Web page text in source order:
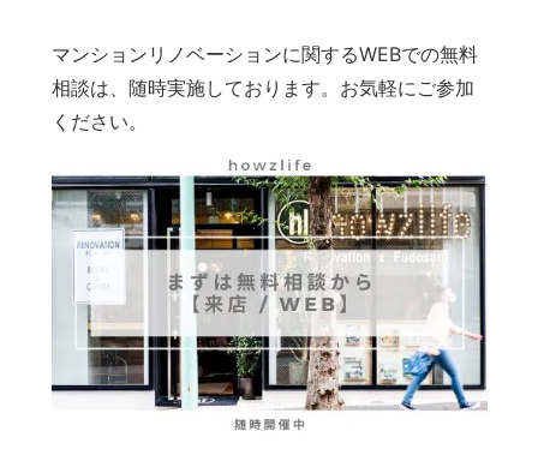
マンションリノベーションに関するWEBでの無料
相談は、随時実施しております。お気軽にご参加
ください。